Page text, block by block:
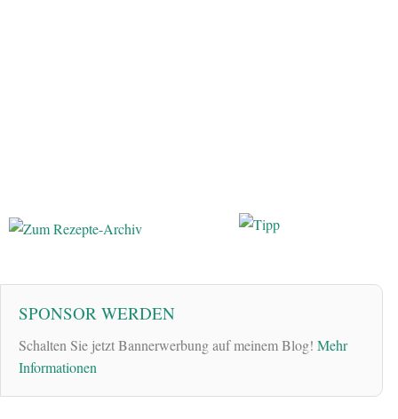
SPONSOR WERDEN
Schalten Sie jetzt Bannerwerbung auf meinem Blog! Mehr
Informationen